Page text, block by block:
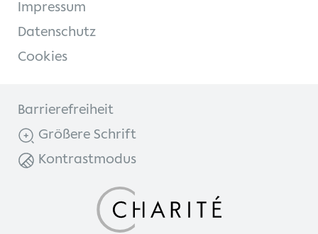
Einblicke
Impressum
Datenschutz
Cookies
Barrierefreiheit
Größere Schrift
Kontrastmodus